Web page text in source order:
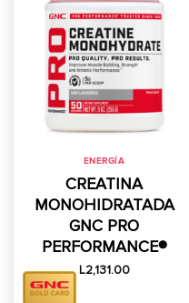
ENERGÍA
CREATINA
MONOHIDRATADA
GNC PRO
PERFORMANCE®
L2,131.00